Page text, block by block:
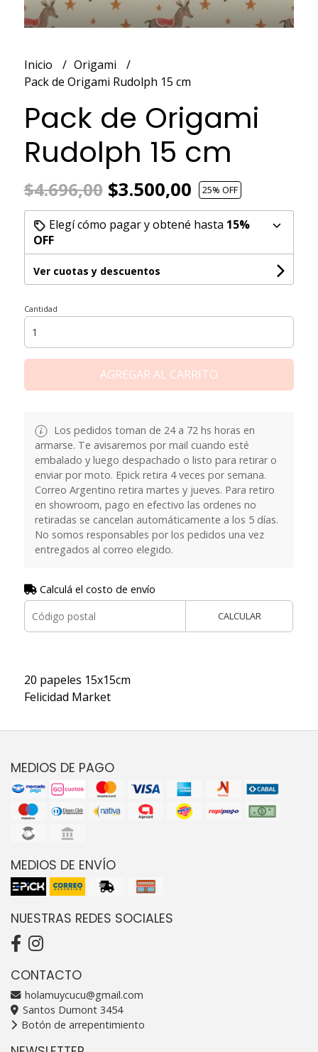
Inicio
Origami
Pack de Origami Rudolph 15 cm
Pack de Origami
Rudolph 15 cm
$4.696,00$3.500,00 25% OFF
Elegí cómo pagar y obtené hasta 15%
OFF
Ver cuotas y descuentos
Cantidad
AGREGAR AL CARRITO
Los pedidos toman de 24 a 72 hs horas en
armarse. Te avisaremos por mail cuando esté
embalado y luego despachado o listo para retirar o
enviar por moto. Epick retira 4 veces por semana.
Correo Argentino retira martes y jueves. Para retiro
en showroom, pago en efectivo las ordenes no
retiradas se cancelan automáticamente a los 5 días.
No somos responsables por los pedidos una vez
entregados al correo elegido.
Calculá el costo de envío
CALCULAR
20 papeles 15x15cm
Felicidad Market
MEDIOS DE PAGO
MEDIOS DE ENVÍO
NUESTRAS REDES SOCIALES
CONTACTO
holamuycucu@gmail.com
Santos Dumont 3454
Botón de arrepentimiento